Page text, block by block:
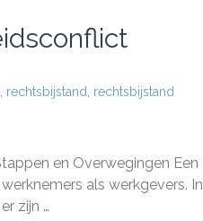
rechtsbijstand
rechtsbijstand
en Overwegingen Een
als werkgevers. In
zijn …